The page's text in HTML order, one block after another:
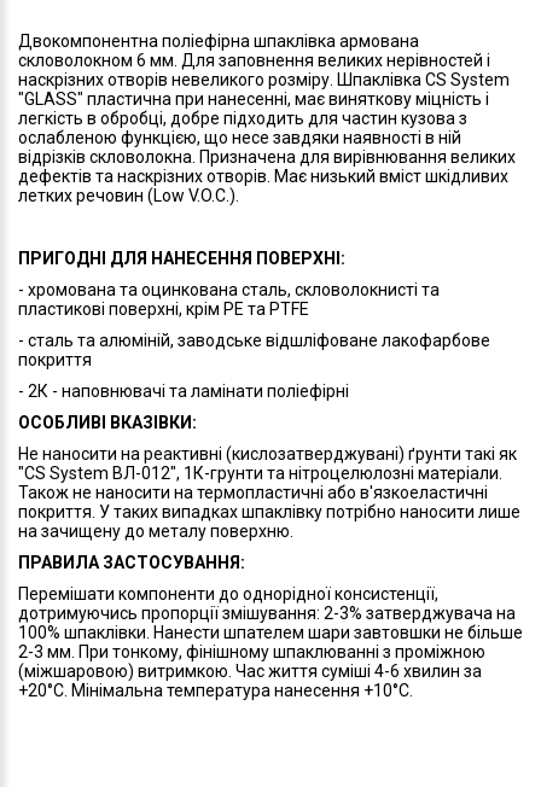
Двокомпонентна поліефірна шпаклівка армована
скловолокном 6 мм. Для заповнення великих нерівностей і
наскрізних отворів невеликого розміру. Шпаклівка CS System
"GLASS" пластична при нанесенні, має виняткову міцність і
легкість в обробці, добре підходить для частин кузова з
ослабленою функцією, що несе завдяки наявності в ній
відрізків скловолокна. Призначена для вирівнювання великих
дефектів та наскрізних отворів. Має низький вміст шкідливих
летких речовин (Low V.O.C.).
ПРИГОДНІ ДЛЯ НАНЕСЕННЯ ПОВЕРХНІ:
- хромована та оцинкована сталь, скловолокнисті та
пластикові поверхні, крім РЕ та PTFE
- сталь та алюміній, заводське відшліфоване лакофарбове
покриття
- 2К - наповнювачі та ламінати поліефірні
ОСОБЛИВІ ВКАЗІВКИ:
Не наносити на реактивні (кислозатверджувані) ґрунти такі як
"CS System ВЛ-012", 1К-грунти та нітроцелюлозні матеріали.
Також не наносити на термопластичні або в'язкоеластичні
покриття. У таких випадках шпаклівку потрібно наносити лише
на зачищену до металу поверхню.
ПРАВИЛА ЗАСТОСУВАННЯ:
Перемішати компоненти до однорідної консистенції,
дотримуючись пропорції змішування: 2-3% затверджувача на
100% шпаклівки. Нанести шпателем шари завтовшки не більше
2-3 мм. При тонкому, фінішному шпаклюванні з проміжною
(міжшаровою) витримкою. Час життя суміші 4-6 хвилин за
+20°С. Мінімальна температура нанесення +10°С.